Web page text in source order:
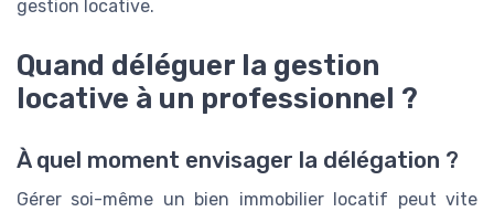
gestion locative.
Quand déléguer la gestion
locative à un professionnel ?
À quel moment envisager la délégation ?
Gérer soi-même un bien immobilier locatif peut vite